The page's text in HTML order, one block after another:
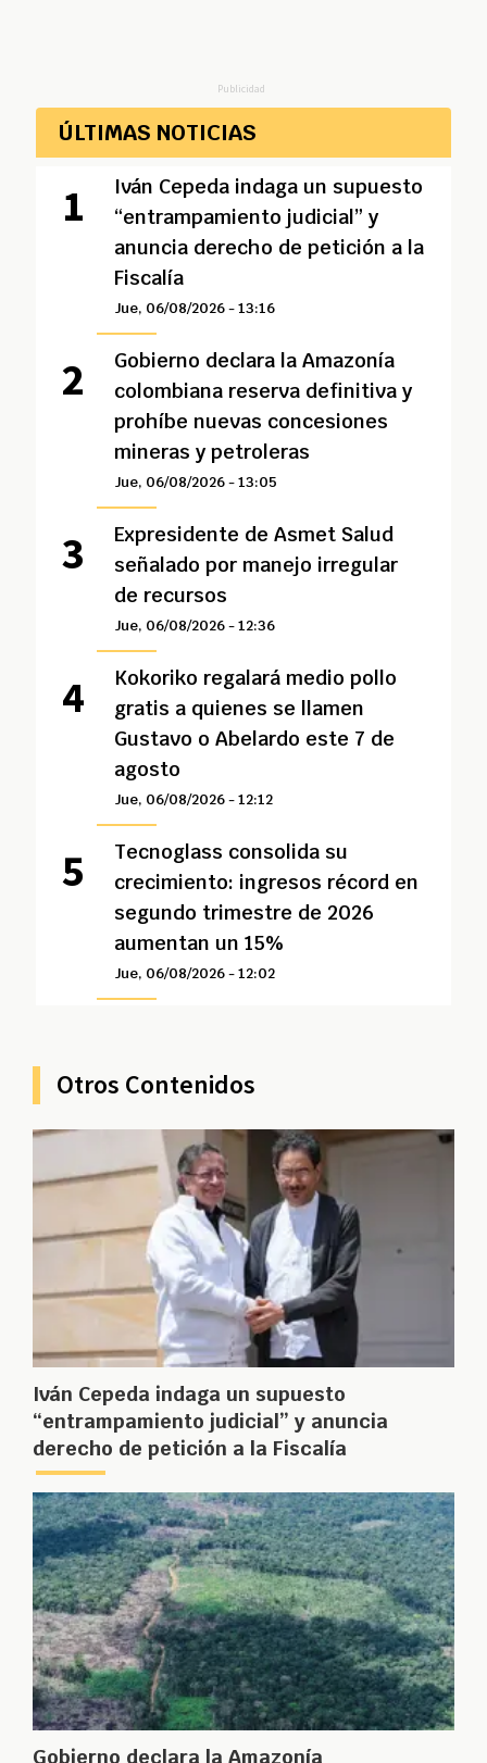
Publicidad
ÚLTIMAS NOTICIAS
Iván Cepeda indaga un supuesto
“entrampamiento judicial” y
anuncia derecho de petición a la
Fiscalía
Jue, 06/08/2026 - 13:16
Gobierno declara la Amazonía
colombiana reserva definitiva y
prohíbe nuevas concesiones
mineras y petroleras
Jue, 06/08/2026 - 13:05
Expresidente de Asmet Salud
señalado por manejo irregular
de recursos
Jue, 06/08/2026 - 12:36
Kokoriko regalará medio pollo
gratis a quienes se llamen
Gustavo o Abelardo este 7 de
agosto
Jue, 06/08/2026 - 12:12
Tecnoglass consolida su
crecimiento: ingresos récord en
segundo trimestre de 2026
aumentan un 15%
Jue, 06/08/2026 - 12:02
Otros Contenidos
Iván Cepeda indaga un supuesto
“entrampamiento judicial” y anuncia
derecho de petición a la Fiscalía
Gobierno declara la Amazonía